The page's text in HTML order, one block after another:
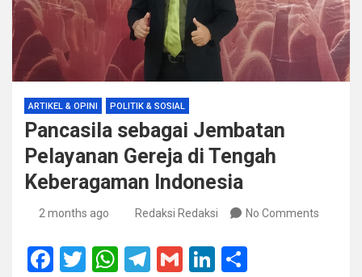
ARTIKEL & OPINI POLITIK & SOSIAL
Pancasila sebagai Jembatan
Pelayanan Gereja di Tengah
Keberagaman Indonesia
2 months ago Redaksi Redaksi No Comments
F
T
W T
G
Li